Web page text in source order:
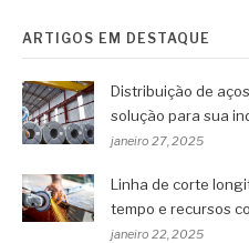
ARTIGOS EM DESTAQUE
Distribuição de
solução para sua
janeiro 27, 2025
Linha de corte
tempo e recursos
janeiro 22, 2025